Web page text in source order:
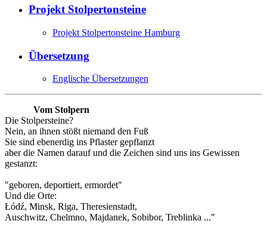
Projekt Stolpertonsteine
Projekt Stolpertonsteine Hamburg
Übersetzung
Englische Übersetzungen
Vom Stolpern
Die Stolpersteine?
Nein, an ihnen stößt niemand den Fuß
Sie sind ebenerdig ins Pflaster gepflanzt
aber die Namen darauf und die Zeichen sind uns ins Gewissen
gestanzt:
"geboren, deportiert, ermordet"
Und die Orte:
Łódź, Minsk, Riga, Theresienstadt,
Auschwitz, Chelmno, Majdanek, Sobibor, Treblinka ..."